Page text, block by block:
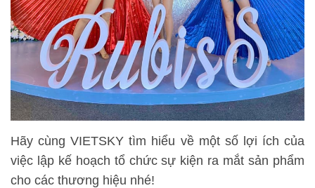
Hãy cùng VIETSKY tìm hiểu về một số lợi ích của
việc lập kế hoạch tổ chức sự kiện ra mắt sản phẩm
cho các thương hiệu nhé!